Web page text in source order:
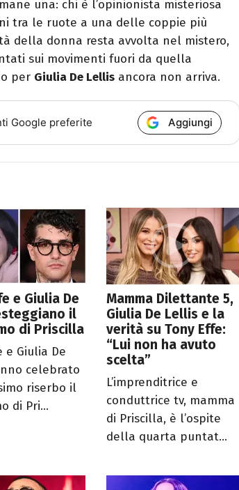
una: chi è l’opinionista misteriosa
tra le ruote a una delle coppie più
della donna resta avvolta nel mistero,
sui movimenti fuori da quella
per Giulia De Lellis ancora non arriva.
Google preferite Aggiungi
e Giulia De
il
di Priscilla
e Giulia De
celebrato
riserbo il
di Pri...
Mamma Dilettante 5,
Giulia De Lellis e la
verità su Tony Effe:
“Lui non ha avuto
scelta”
L’imprenditrice e
conduttrice tv, mamma
di Priscilla, è l’ospite
della quarta puntat...